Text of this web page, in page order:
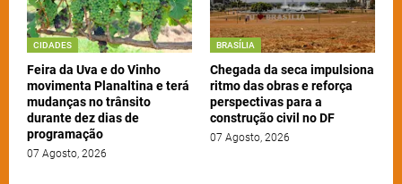
CIDADES
Feira da Uva e do Vinho
movimenta Planaltina e terá
mudanças no trânsito
durante dez dias de
programação
07 Agosto, 2026
BRASÍLIA
Chegada da seca impulsiona
ritmo das obras e reforça
perspectivas para a
construção civil no DF
07 Agosto, 2026